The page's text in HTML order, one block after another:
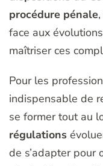
procédure pénale
face aux
maîtriser ces
Pour les
indispensable de
se former tout au
régulations
de s’adapter pour